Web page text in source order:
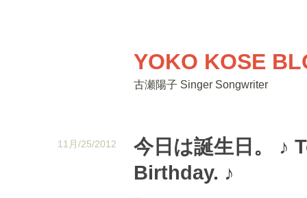
YOKO KOSE
古瀬陽子 Singer Songwriter
11月/25/2012
今日は誕生日。 ♪
Birthday. ♪